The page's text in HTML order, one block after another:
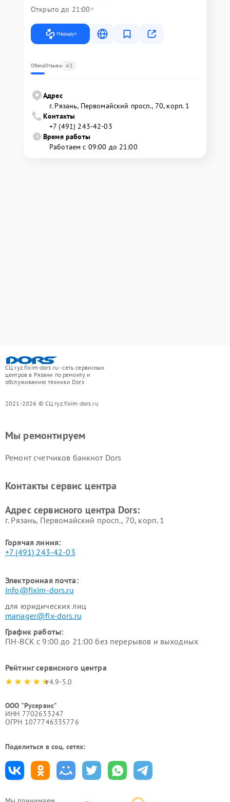
Открыто до 21:00
Маршрут
ОбзорОтзывы 43
Адрес
г. Рязань, Первомайский просп., 70, корп. 1
Контакты
+7 (491) 243-42-03
Время работы
Работаем с 09:00 до 21:00
СЦ ryz.fixim-dors.ru - сеть сервисных
центров в Рязани по ремонту и
обслуживанию техники Dors
2021-2026 © СЦ ryz.fixim-dors.ru
Мы ремонтируем
Ремонт счетчиков банкнот Dors
Контакты сервис центра
Адрес сервисного центра Dors:
г. Рязань, Первомайский просп., 70, корп. 1
Горячая линия:
+7 (491) 243-42-03
Электронная почта:
info@fixim-dors.ru
для юридических лиц
manager@fix-dors.ru
График работы:
ПН-ВСК с 9:00 до 21:00 без перерывов и выходных
Рейтинг сервисного центра
4.9-5.0
ООО "Русервис"
ИНН 7702633247
ОГРН 1077746335776
Поделиться в соц. сетях: